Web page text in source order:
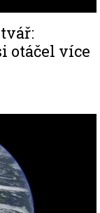
otáčel více